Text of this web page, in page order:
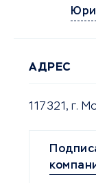
АДРЕС
117321, г.